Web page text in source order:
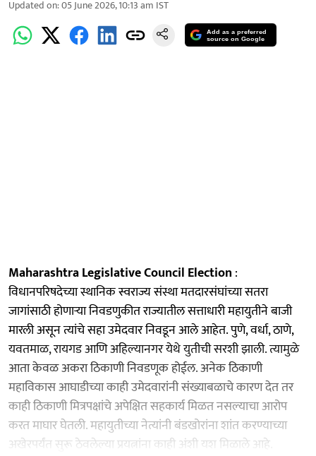
Updated on:05 June 2026, 10:13 am IST
Add as a preferred
source on Google
Maharashtra Legislative Council Election :
विधानपरिषदेच्या स्थानिक स्वराज्य संस्था मतदारसंघांच्या सतरा
जागांसाठी होणाऱ्या निवडणुकीत राज्यातील सत्ताधारी महायुतीने बाजी
मारली असून त्यांचे सहा उमेदवार निवडून आले आहेत. पुणे, वर्धा, ठाणे,
यवतमाळ, रायगड आणि अहिल्यानगर येथे युतीची सरशी झाली. त्यामुळे
आता केवळ अकरा ठिकाणी निवडणूक होईल. अनेक ठिकाणी
महाविकास आघाडीच्या काही उमेदवारांनी संख्याबळाचे कारण देत तर
काही ठिकाणी मित्रपक्षांचे अपेक्षित सहकार्य मिळत नसल्याचा आरोप
करत माघार घेतली. महायुतीच्या नेत्यांनी बंडखोरांना शांत करण्याच्या
अखेरपर्यंत सुरू ठेवलेल्या प्रयत्नांना काही अंशी यश मिळाले आहे.